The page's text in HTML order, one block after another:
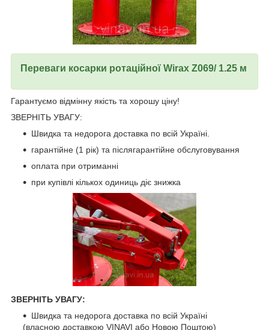
Переваги косарки ротаційної Wirax Z069/ 1.25 м
Гарантуємо відмінну якість та хорошу ціну!
ЗВЕРНІТЬ УВАГУ:
Швидка та недорога доставка по всій Україні.
гарантійне (1 рік) та післягарантійне обслуговування
оплата при отриманні
при купівлі кількох одиниць діє знижка
ЗВЕРНІТЬ УВАГУ:
Швидка та недорога доставка по всій Україні
(власною доставкою VINAVI або Новою Поштою)